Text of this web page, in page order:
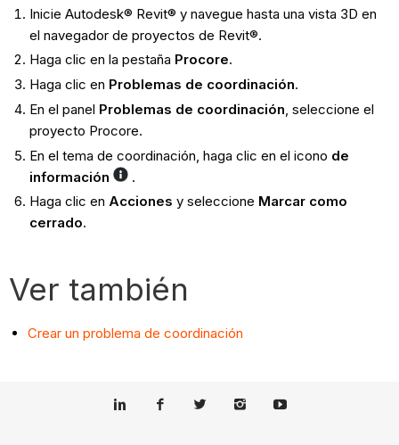
Inicie Autodesk® Revit® y navegue hasta una vista 3D en
el navegador de proyectos de Revit®.
Haga clic en la pestaña Procore.
Haga clic en Problemas de coordinación.
En el panel Problemas de coordinación, seleccione el
proyecto Procore.
En el tema de coordinación, haga clic en el icono de
información
.
Haga clic en Acciones y seleccione Marcar como
cerrado.
Ver también
Crear un problema de coordinación